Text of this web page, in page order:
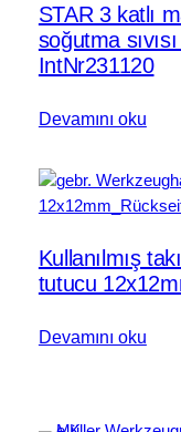
STAR 3 katlı
soğutma
IntNr231120
Devamını oku
Kullanılmış
tutucu
Devamını oku